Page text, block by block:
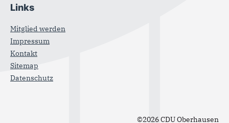
Links
Mitglied werden
Impressum
Kontakt
Sitemap
Datenschutz
©2026 CDU Oberhausen